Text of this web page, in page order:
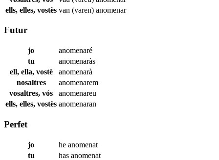
ells, elles, vostès van (varen) anomenar
Futur
jo
anomenaré
tu
anomenaràs
ell, ella, vostè
anomenarà
nosaltres
anomenarem
vosaltres, vós
anomenareu
ells, elles, vostès anomenaran
Perfet
jo he anomenat
tu
has anomenat